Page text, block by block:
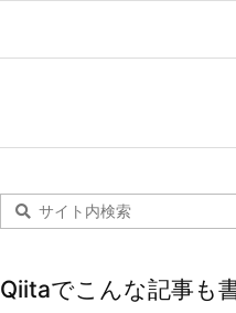
Qiitaでこんな記事も